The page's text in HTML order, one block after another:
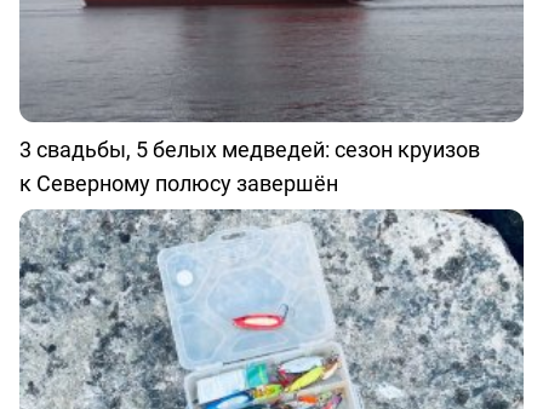
3 свадьбы, 5 белых медведей: сезон круизов
к Северному полюсу завершён